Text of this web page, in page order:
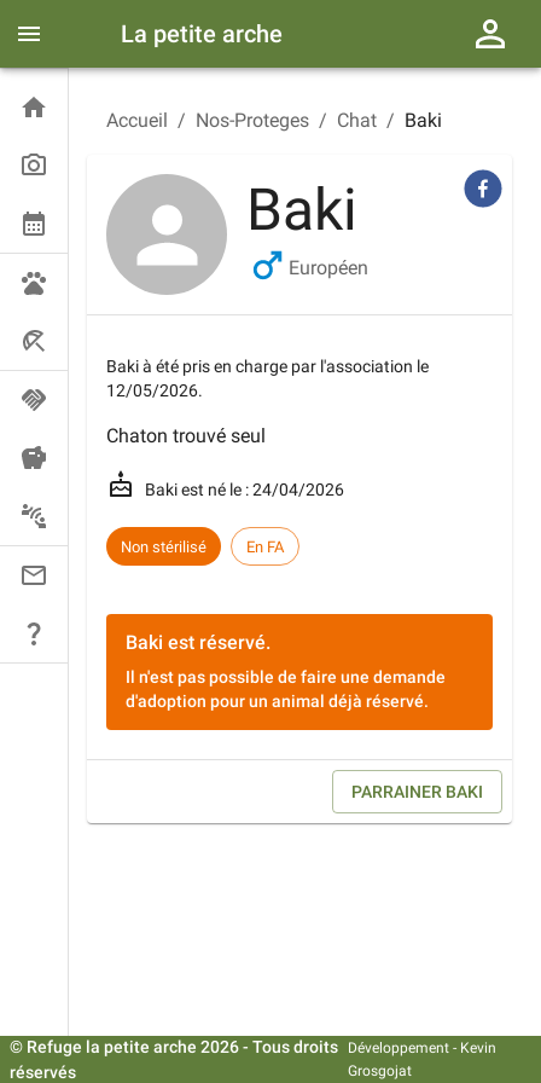
La petite arche
Accueil / Nos-Proteges / Chat / Baki
Baki
Européen
Bakià été pris en charge par l'association le
12/05/2026.
Chaton trouvé seul
Bakiest né le :24/04/2026
Non stérilisé En FA
Baki est réservé.
Il n'est pas possible de faire une demande
d'adoption pour un animal déjà réservé.
PARRAINER BAKI
© Refuge la petite arche 2026- Tous droits
réservés
Développement - Kevin
Grosgojat